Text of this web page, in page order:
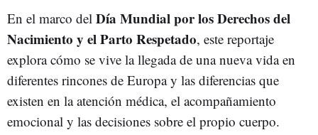
En el marco del Día Mundial por los Derechos del
Nacimiento y el Parto Respetado, este reportaje
explora cómo se vive la llegada de una nueva vida en
diferentes rincones de Europa y las diferencias que
existen en la atención médica, el acompañamiento
emocional y las decisiones sobre el propio cuerpo.